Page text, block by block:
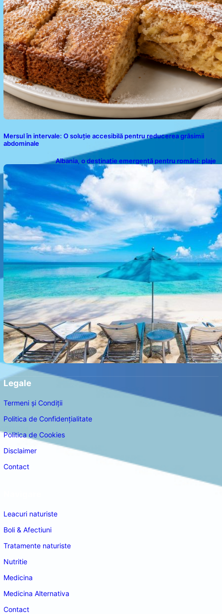
Mersul în intervale: O soluție accesibilă pentru reducerea grăsimii
abdominale
Albania, o destinație emergentă pentru români: plaje
spectaculoase, ape turcoaz și prețuri accesibile
Legale
Termeni și Condiții
Politica de Confidențialitate
Politica de Cookies
Disclaimer
Contact
Leacuri naturiste
Boli & Afectiuni
Tratamente naturiste
Nutritie
Medicina
Medicina Alternativa
Contact